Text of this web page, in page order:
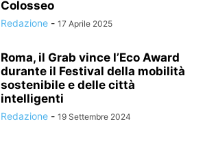
Colosseo
Redazione - 17 Aprile 2025
Roma, il Grab vince l’Eco Award
durante il Festival della mobilità
sostenibile e delle città
intelligenti
Redazione - 19 Settembre 2024